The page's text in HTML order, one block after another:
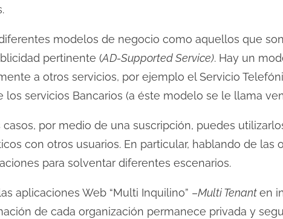
modelos de negocio como aquellos que
pertinente (AD-Supported Service). Hay un
a otros servicios, por ejemplo el Servicio
los servicios Bancarios (a éste modelo se le llama
casos, por medio de una suscripción, puedes
con otros usuarios. En particular, hablando de
para solventar diferentes escenarios.
aplicaciones Web “Multi Inquilino” –Multi Tenanten
de cada organización permanece privada y